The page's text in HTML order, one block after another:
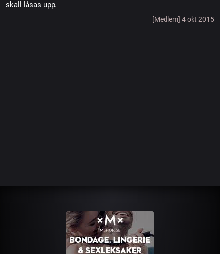
skall låsas upp.
[Medlem] 4 okt 2015